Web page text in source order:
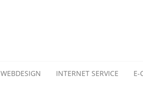
WEBDESIGN INTERNET SERVICE E-